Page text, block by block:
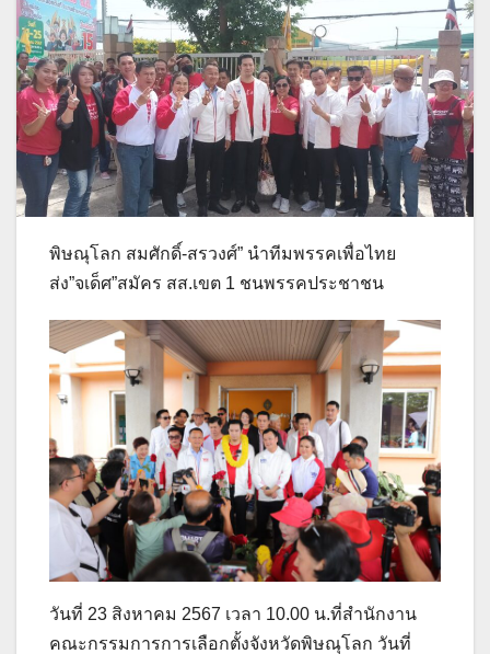
พิษณุโลก สมศักดิ์-สรวงศ์” นำทีมพรรคเพื่อไทย
ส่ง”จเด็ศ”สมัคร สส.เขต 1 ชนพรรคประชาชน
วันที่ 23 สิงหาคม 2567 เวลา 10.00 น.ที่สำนักงาน
คณะกรรมการการเลือกตั้งจังหวัดพิษณุโลก วันที่